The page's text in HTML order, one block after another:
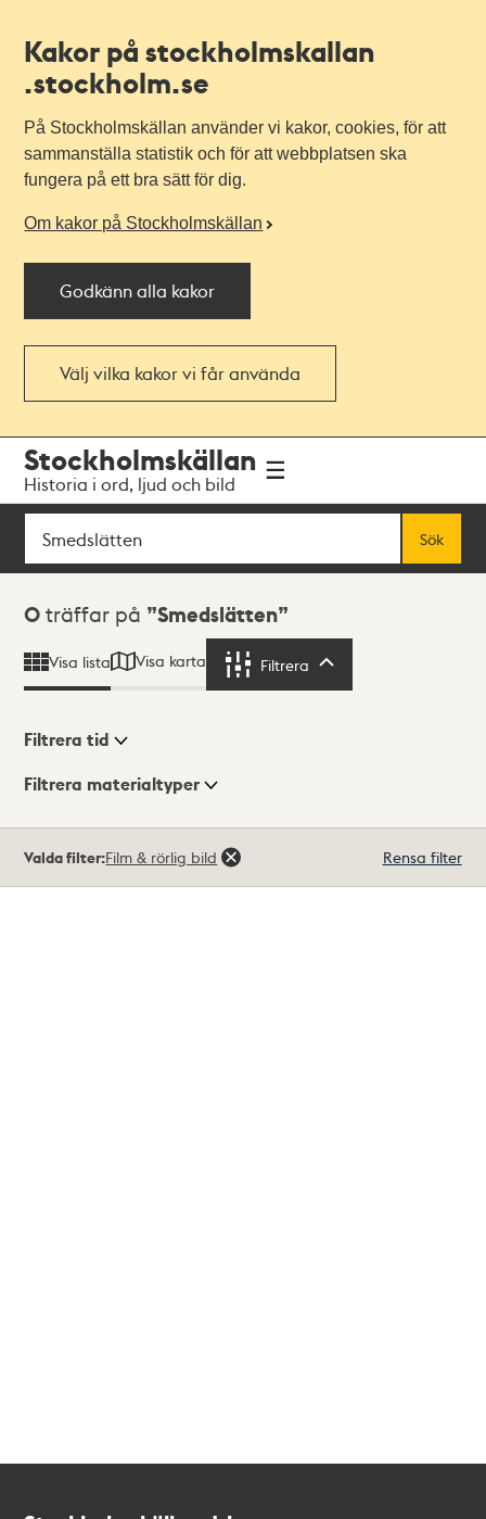
Kakor på stockholmskallan
.stockholm.se
På Stockholmskällan använder vi kakor, cookies, för att
sammanställa statistik och för att webbplatsen ska
fungera på ett bra sätt för dig.
Om kakor på Stockholmskällan
Godkänn alla kakor
Välj vilka kakor vi får använda
navigationen
huvudinnehållet
Stockholmskällan
Historia i ord, ljud och bild
Sök
Sök
Sökresultat
0 träffar på Smedslätten
Visa lista Visa karta Filtrera
Visningsläge
Filtrera tid
Filtrera materialtyper
träffar
Valda filter:Film & rörlig bild Rensa filter